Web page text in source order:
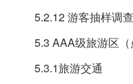
5.2.12 游客抽样调
5.3 AAA级旅游区
5.3.1旅游交通